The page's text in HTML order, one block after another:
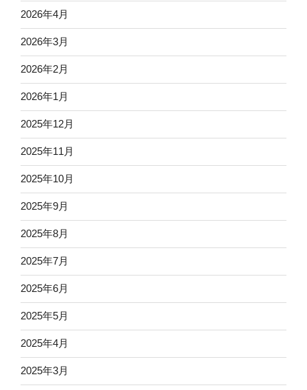
2026年4月
2026年3月
2026年2月
2026年1月
2025年12月
2025年11月
2025年10月
2025年9月
2025年8月
2025年7月
2025年6月
2025年5月
2025年4月
2025年3月